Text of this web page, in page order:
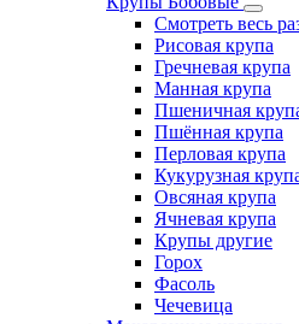
Смотреть весь
Рисовая крупа
Гречневая крупа
Манная крупа
Пшеничная
Пшённая крупа
Перловая крупа
Кукурузная
Овсяная крупа
Ячневая крупа
Крупы другие
Горох
Фасоль
Чечевица